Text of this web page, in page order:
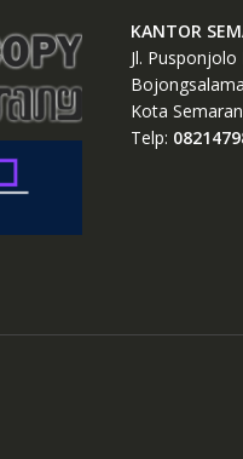
KANTOR
Jl.
Kota
Telp: